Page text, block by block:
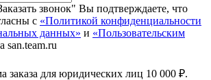
звонок" Вы подтверждаете, что
с «Политикой конфиденциальности
данных» и «Пользовательским
san.team.ru
заказа для юридических лиц 10 000 ₽.